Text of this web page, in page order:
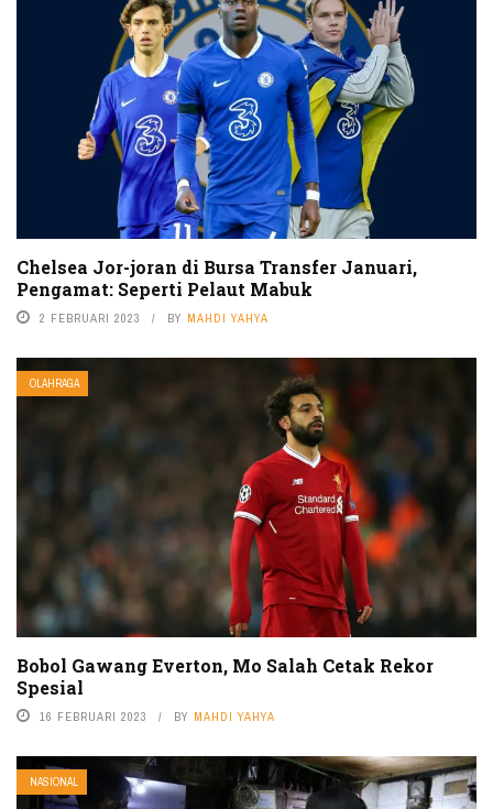
Chelsea Jor-joran di Bursa Transfer Januari,
Pengamat: Seperti Pelaut Mabuk
2 FEBRUARI 2023 BY MAHDI YAHYA
OLAHRAGA
Bobol Gawang Everton, Mo Salah Cetak Rekor
Spesial
16 FEBRUARI 2023 BY MAHDI YAHYA
NASIONAL